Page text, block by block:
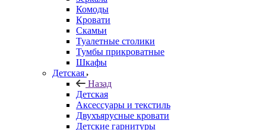
Комоды
Кровати
Скамьи
Туалетные столики
Тумбы прикроватные
Шкафы
Детская
Назад
Детская
Аксессуары и текстиль
Двухъярусные кровати
Детские гарнитуры